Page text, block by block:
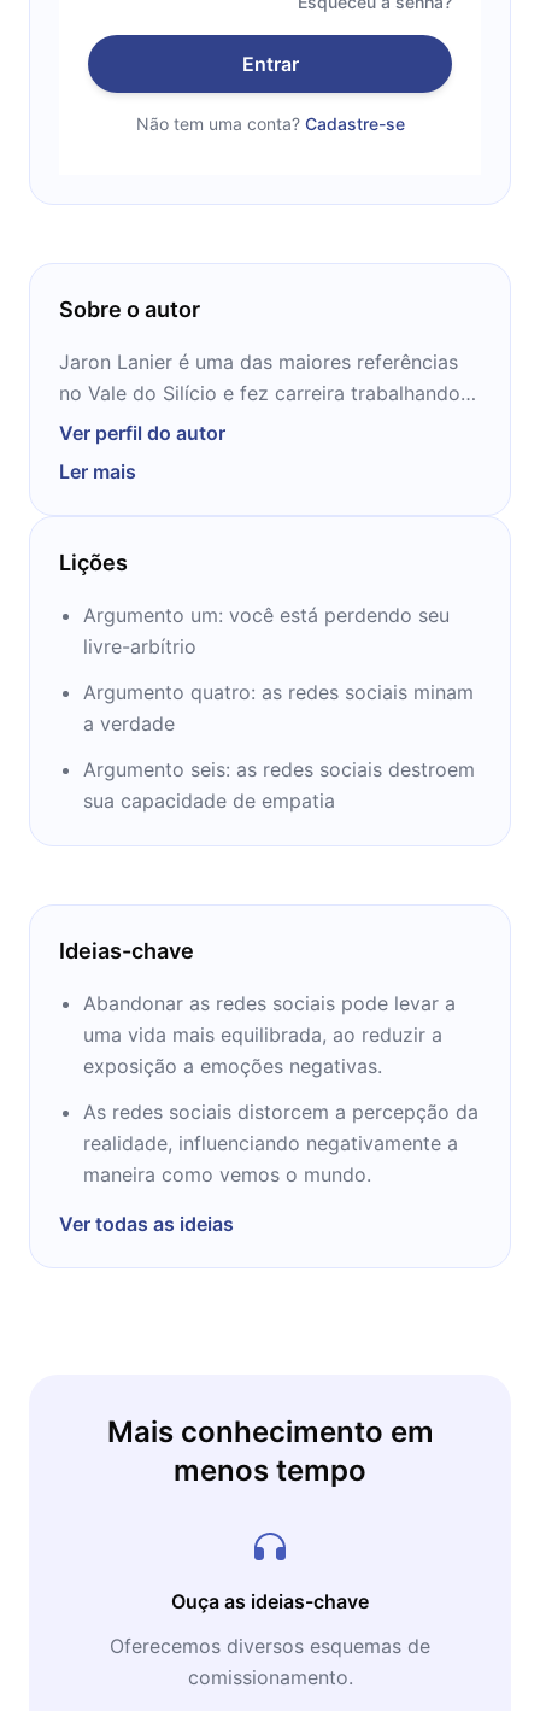
Entrar
Não tem uma conta? Cadastre-se
Sobre o autor
Jaron Lanier é uma das maiores referências
no Vale do Silício e fez carreira trabalhando
com realidade virtual. Com anos de trabalho
construiu esse importante alerta a um mundo
cada vez mais virtual.
Ver perfil do autor
Ler mais
Lições
Argumento um: você está perdendo seu
livre-arbítrio
Argumento quatro: as redes sociais minam
a verdade
Argumento seis: as redes sociais destroem
sua capacidade de empatia
Ideias-chave
Abandonar as redes sociais pode levar a
uma vida mais equilibrada, ao reduzir a
exposição a emoções negativas.
As redes sociais distorcem a percepção da
realidade, influenciando negativamente a
maneira como vemos o mundo.
Ver todas as ideias
Mais conhecimento em
menos tempo
Ouça as ideias-chave
Oferecemos diversos esquemas de
comissionamento.